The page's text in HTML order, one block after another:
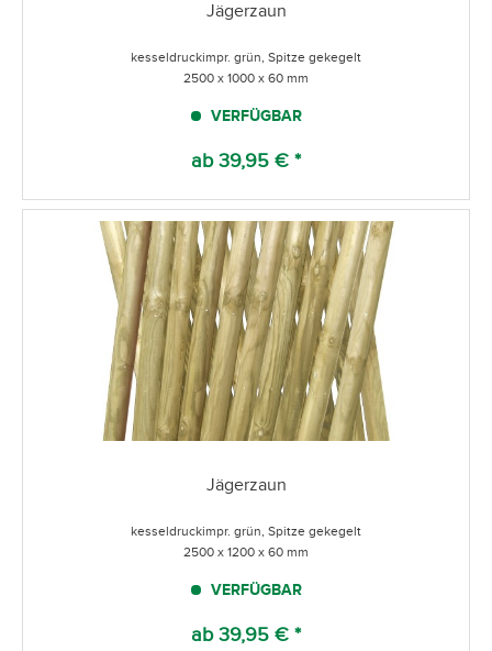
Jägerzaun
kesseldruckimpr. grün, Spitze gekegelt
2500 x 1000 x 60 mm
VERFÜGBAR
ab 39,95 € *
Jägerzaun
kesseldruckimpr. grün, Spitze gekegelt
2500 x 1200 x 60 mm
VERFÜGBAR
ab 39,95 € *